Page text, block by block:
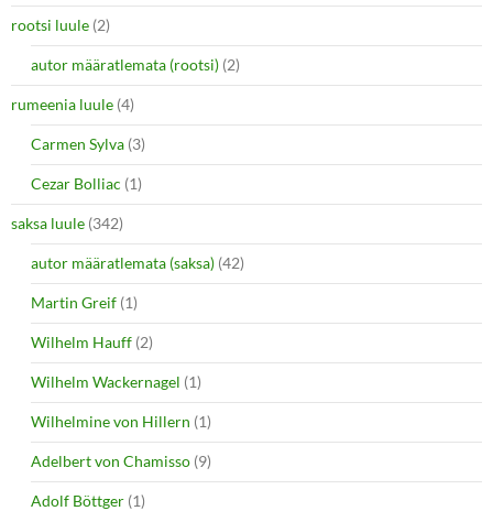
rootsi luule (2)
autor määratlemata (rootsi) (2)
rumeenia luule (4)
Carmen Sylva (3)
Cezar Bolliac (1)
saksa luule (342)
autor määratlemata (saksa) (42)
Martin Greif (1)
Wilhelm Hauff (2)
Wilhelm Wackernagel (1)
Wilhelmine von Hillern (1)
Adelbert von Chamisso (9)
Adolf Böttger (1)